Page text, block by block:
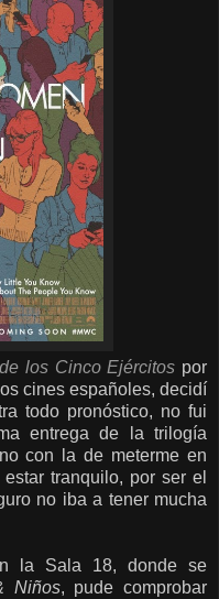
los Cinco Ejércitos por
cines españoles, decidí
todo pronóstico, no fui
entrega de la trilogía
con la de meterme en
tranquilo, por ser el
no iba a tener mucha
la Sala 18, donde se
Niños, pude comprobar